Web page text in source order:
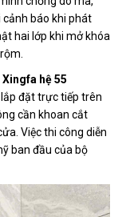
báo khi phát
hai lớp khi mở khóa
hệ 55
đặt trực tiếp trên
cần khoan cắt
Việc thi công diễn
ban đầu của bộ